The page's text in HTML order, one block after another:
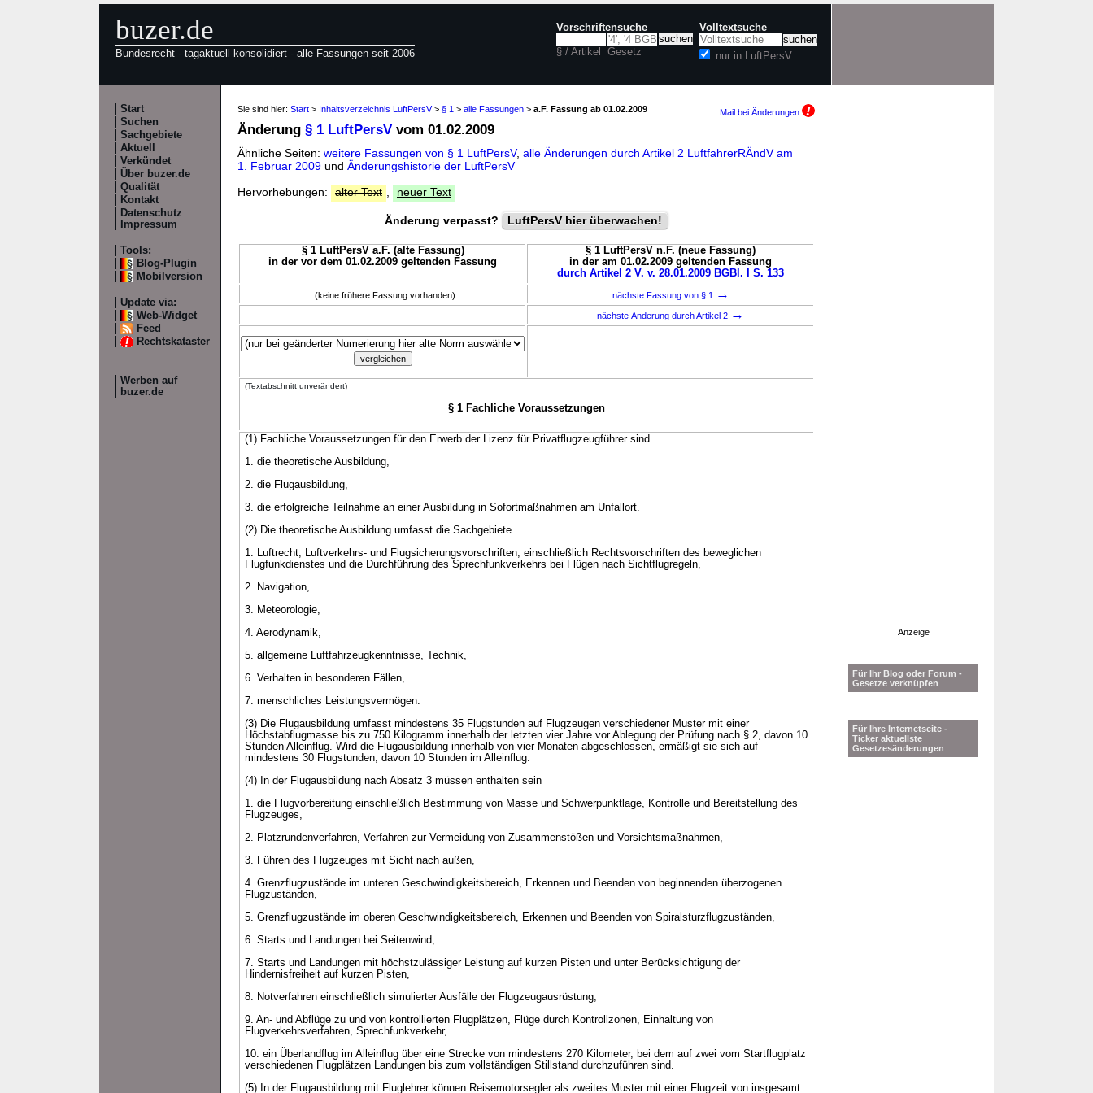
buzer.de
Bundesrecht - tagaktuell konsolidiert - alle Fassungen seit 2006
Vorschriftensuche
§ / Artikel Gesetz
Volltextsuche
nur in LuftPersV
Start
Suchen
Sachgebiete
Aktuell
Verkündet
Über buzer.de
Qualität
Kontakt
Datenschutz
Impressum
Tools:
Blog-Plugin
Mobilversion
Update via:
Web-Widget
Feed
Rechtskataster
Werben auf
buzer.de
Sie sind hier: Start > Inhaltsverzeichnis LuftPersV> § 1 > alle Fassungen > a.F. Fassung ab 01.02.2009 Mail bei Änderungen
Änderung § 1 LuftPersV vom 01.02.2009
Ähnliche Seiten: weitere Fassungen von § 1 LuftPersV, alle Änderungen durch Artikel 2 LuftfahrerRÄndV am
1. Februar 2009 und Änderungshistorie der LuftPersV
Hervorhebungen:
alter Text neuer Text
Änderung verpasst? LuftPersV hier überwachen!
§ 1 LuftPersV a.F. (alte Fassung)
in der vor dem 01.02.2009 geltenden Fassung
§ 1 LuftPersV n.F. (neue Fassung)
in der am 01.02.2009 geltenden Fassung
durch Artikel 2 V. v. 28.01.2009 BGBl. I S. 133
(keine frühere Fassung vorhanden) nächste Fassung von § 1 →
nächste Änderung durch Artikel 2 →
(Textabschnitt unverändert)
§ 1 Fachliche Voraussetzungen
(1) Fachliche Voraussetzungen für den Erwerb der Lizenz für Privatflugzeugführer sind
1. die theoretische Ausbildung,
2. die Flugausbildung,
3. die erfolgreiche Teilnahme an einer Ausbildung in Sofortmaßnahmen am Unfallort.
(2) Die theoretische Ausbildung umfasst die Sachgebiete
1. Luftrecht, Luftverkehrs- und Flugsicherungsvorschriften, einschließlich Rechtsvorschriften des beweglichen
Flugfunkdienstes und die Durchführung des Sprechfunkverkehrs bei Flügen nach Sichtflugregeln,
2. Navigation,
3. Meteorologie,
4. Aerodynamik,
5. allgemeine Luftfahrzeugkenntnisse, Technik,
6. Verhalten in besonderen Fällen,
7. menschliches Leistungsvermögen.
(3) Die Flugausbildung umfasst mindestens 35 Flugstunden auf Flugzeugen verschiedener Muster mit einer
Höchstabflugmasse bis zu 750 Kilogramm innerhalb der letzten vier Jahre vor Ablegung der Prüfung nach § 2, davon 10
Stunden Alleinflug. Wird die Flugausbildung innerhalb von vier Monaten abgeschlossen, ermäßigt sie sich auf
mindestens 30 Flugstunden, davon 10 Stunden im Alleinflug.
(4) In der Flugausbildung nach Absatz 3 müssen enthalten sein
1. die Flugvorbereitung einschließlich Bestimmung von Masse und Schwerpunktlage, Kontrolle und Bereitstellung des
Flugzeuges,
2. Platzrundenverfahren, Verfahren zur Vermeidung von Zusammenstößen und Vorsichtsmaßnahmen,
3. Führen des Flugzeuges mit Sicht nach außen,
4. Grenzflugzustände im unteren Geschwindigkeitsbereich, Erkennen und Beenden von beginnenden überzogenen
Flugzuständen,
5. Grenzflugzustände im oberen Geschwindigkeitsbereich, Erkennen und Beenden von Spiralsturzflugzuständen,
6. Starts und Landungen bei Seitenwind,
7. Starts und Landungen mit höchstzulässiger Leistung auf kurzen Pisten und unter Berücksichtigung der
Hindernisfreiheit auf kurzen Pisten,
8. Notverfahren einschließlich simulierter Ausfälle der Flugzeugausrüstung,
9. An- und Abflüge zu und von kontrollierten Flugplätzen, Flüge durch Kontrollzonen, Einhaltung von
Flugverkehrsverfahren, Sprechfunkverkehr,
10. ein Überlandflug im Alleinflug über eine Strecke von mindestens 270 Kilometer, bei dem auf zwei vom Startflugplatz
verschiedenen Flugplätzen Landungen bis zum vollständigen Stillstand durchzuführen sind.
(5) In der Flugausbildung mit Fluglehrer können Reisemotorsegler als zweites Muster mit einer Flugzeit von insgesamt
Anzeige
Für Ihr Blog oder Forum -
Gesetze verknüpfen
Für Ihre Internetseite -
Ticker aktuellste
Gesetzesänderungen